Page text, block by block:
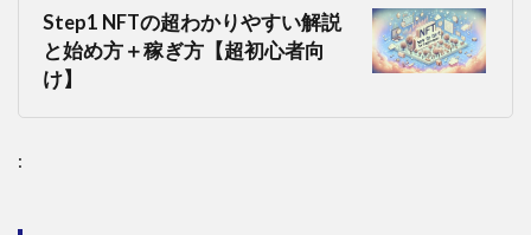
Step1 NFTの超わかりやすい解説
と始め方＋稼ぎ方【超初心者向
け】
: